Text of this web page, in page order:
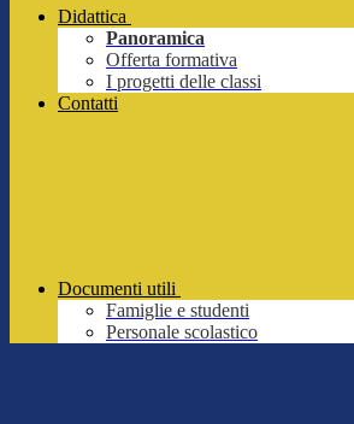
Didattica
Panoramica
Offerta formativa
I progetti delle classi
Contatti
Documenti utili
Famiglie e studenti
Personale scolastico